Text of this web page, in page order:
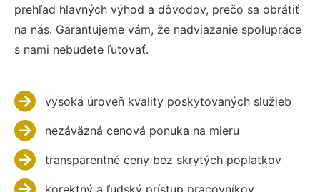
prehľad hlavných výhod a dôvodov, prečo sa obrátiť
na nás. Garantujeme vám, že nadviazanie spolupráce
s nami nebudete ľutovať.
vysoká úroveň kvality poskytovaných služieb
nezáväzná cenová ponuka na mieru
transparentné ceny bez skrytých poplatkov
korektný a ľudský prístup pracovníkov